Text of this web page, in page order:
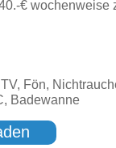
€ wochenweise
Fön,
Badewanne